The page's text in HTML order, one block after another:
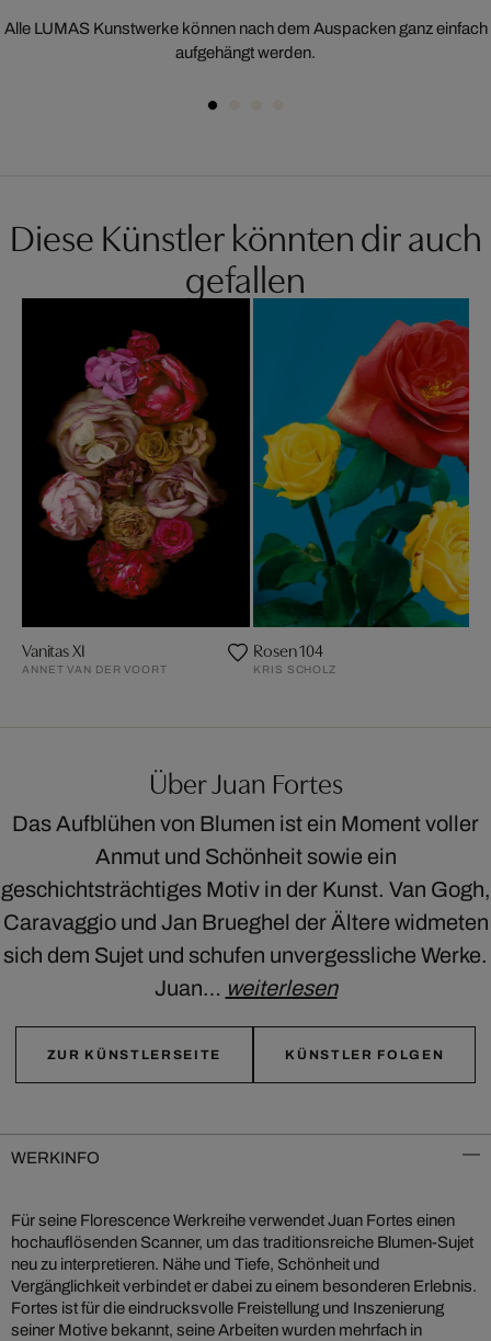
Alle LUMAS Kunstwerke können nach dem Auspacken ganz einfach
aufgehängt werden.
Diese Künstler könnten dir auch
gefallen
Vanitas XI
ANNET VAN DER VOORT
Rosen 104
KRIS SCHOLZ
Über Juan Fortes
Das Aufblühen von Blumen ist ein Moment voller
Anmut und Schönheit sowie ein
geschichtsträchtiges Motiv in der Kunst. Van Gogh,
Caravaggio und Jan Brueghel der Ältere widmeten
sich dem Sujet und schufen unvergessliche Werke.
Juan… weiterlesen
ZUR KÜNSTLERSEITE KÜNSTLER FOLGEN
WERKINFO
Für seine Florescence Werkreihe verwendet Juan Fortes einen
hochauflösenden Scanner, um das traditionsreiche Blumen-Sujet
neu zu interpretieren. Nähe und Tiefe, Schönheit und
Vergänglichkeit verbindet er dabei zu einem besonderen Erlebnis.
Fortes ist für die eindrucksvolle Freistellung und Inszenierung
seiner Motive bekannt, seine Arbeiten wurden mehrfach in